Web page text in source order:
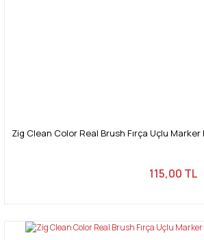
Zig Clean Color Real Brush Fırça Uçlu
115,00 TL